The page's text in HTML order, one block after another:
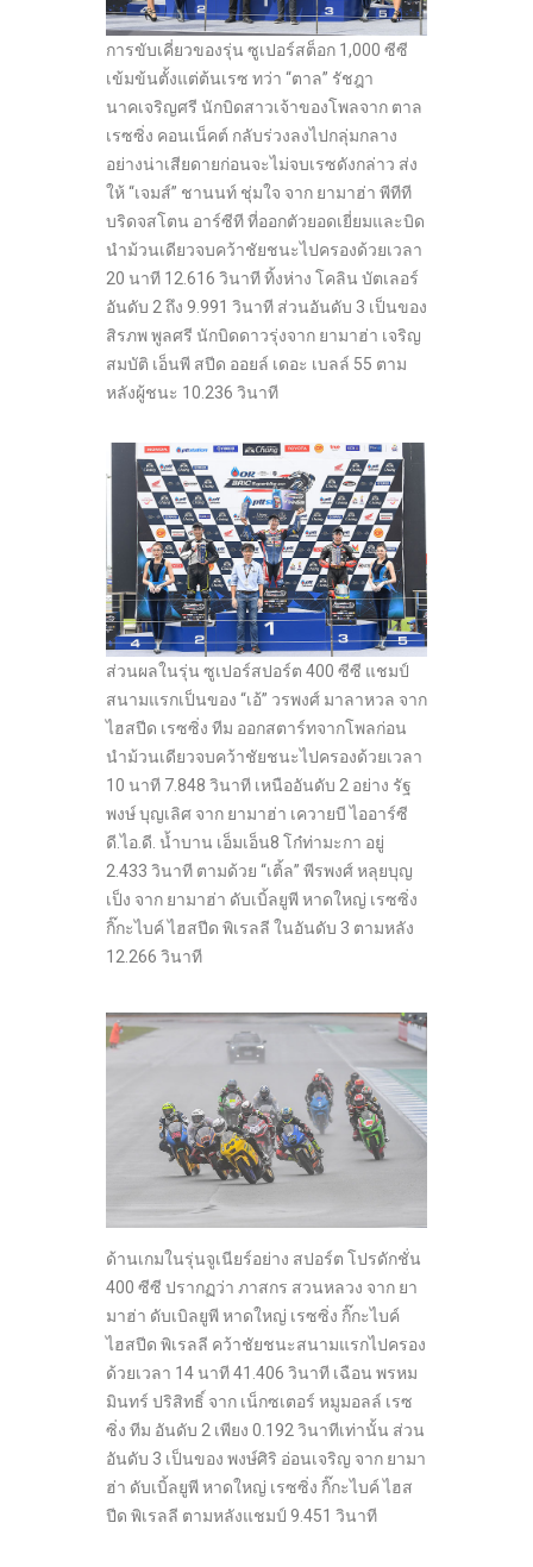
การขับเคี่ยวของรุ่น ซูเปอร์สต็อก 1,000 ซีซี
เข้มข้นตั้งแต่ต้นเรซ ทว่า “ตาล” รัชฎา
นาคเจริญศรี นักบิดสาวเจ้าของโพลจาก ตาล
เรซซิ่ง คอนเน็คต์ กลับร่วงลงไปกลุ่มกลาง
อย่างน่าเสียดายก่อนจะไม่จบเรซดังกล่าว ส่ง
ให้ “เจมส์” ชานนท์ ชุ่มใจ จาก ยามาฮ่า พีทีที
บริดจสโตน อาร์ซีที ที่ออกตัวยอดเยี่ยมและบิด
นำม้วนเดียวจบคว้าชัยชนะไปครองด้วยเวลา
20 นาที 12.616 วินาที ทิ้งห่าง โคลิน บัตเลอร์
อันดับ 2 ถึง 9.991 วินาที ส่วนอันดับ 3 เป็นของ
สิรภพ พูลศรี นักบิดดาวรุ่งจาก ยามาฮ่า เจริญ
สมบัติ เอ็นพี สปีด ออยล์ เดอะ เบลล์ 55 ตาม
หลังผู้ชนะ 10.236 วินาที
ส่วนผลในรุ่น ซูเปอร์สปอร์ต 400 ซีซี แชมป์
สนามแรกเป็นของ “เอ้” วรพงศ์ มาลาหวล จาก
ไฮสปีด เรซซิ่ง ทีม ออกสตาร์ทจากโพลก่อน
นำม้วนเดียวจบคว้าชัยชนะไปครองด้วยเวลา
10 นาที 7.848 วินาที เหนืออันดับ 2 อย่าง รัฐ
พงษ์ บุญเลิศ จาก ยามาฮ่า เควายบี ไออาร์ซี
ดี.ไอ.ดี. น้ำบาน เอ็มเอ็น8 โก๋ท่ามะกา อยู่
2.433 วินาที ตามด้วย “เติ้ล” พีรพงศ์ หลุยบุญ
เป็ง จาก ยามาฮ่า ดับเบิ้ลยูพี หาดใหญ่ เรซซิ่ง
กิ๊กะไบค์ ไฮสปีด พิเรลลี ในอันดับ 3 ตามหลัง
12.266 วินาที
ด้านเกมในรุ่นจูเนียร์อย่าง สปอร์ต โปรดักชั่น
400 ซีซี ปรากฏว่า ภาสกร สวนหลวง จาก ยา
มาฮ่า ดับเบิลยูพี หาดใหญ่ เรซซิ่ง กิ๊กะไบค์
ไฮสปีด พิเรลลี คว้าชัยชนะสนามแรกไปครอง
ด้วยเวลา 14 นาที 41.406 วินาที เฉือน พรหม
มินทร์ ปริสิทธิ์ จาก เน็กซเตอร์ หมูมอลล์ เรซ
ซิ่ง ทีม อันดับ 2 เพียง 0.192 วินาทีเท่านั้น ส่วน
อันดับ 3 เป็นของ พงษ์ศิริ อ่อนเจริญ จาก ยามา
ฮ่า ดับเบิ้ลยูพี หาดใหญ่ เรซซิ่ง กิ๊กะไบค์ ไฮส
ปีด พิเรลลี ตามหลังแชมป์ 9.451 วินาที